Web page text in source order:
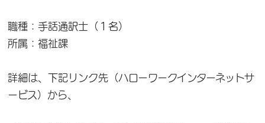
職種：手話通訳士（１名）
所属：福祉課
詳細は、下記リンク先（ハローワークインターネットサ
ービス）から、